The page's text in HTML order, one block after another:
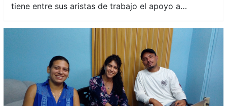
tiene entre sus aristas de trabajo el apoyo a…